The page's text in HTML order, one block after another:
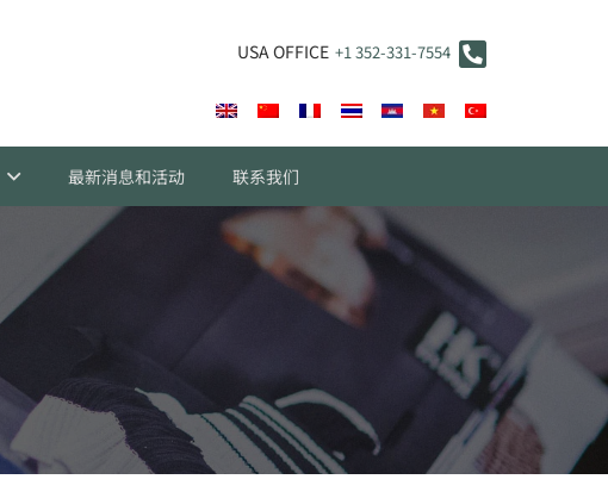
USA OFFICE +1 352-331-7554
最新消息和活动 联系我们